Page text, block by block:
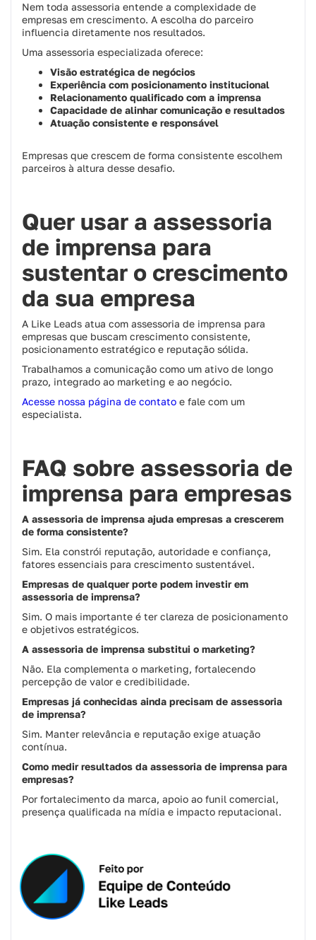
Nem toda assessoria entende a complexidade de
empresas em crescimento. A escolha do parceiro
influencia diretamente nos resultados.
Uma assessoria especializada oferece:
Visão estratégica de negócios
Experiência com posicionamento institucional
Relacionamento qualificado com a imprensa
Capacidade de alinhar comunicação e resultados
Atuação consistente e responsável
Empresas que crescem de forma consistente escolhem
parceiros à altura desse desafio.
Quer usar a assessoria
de imprensa para
sustentar o crescimento
da sua empresa
A Like Leads atua com assessoria de imprensa para
empresas que buscam crescimento consistente,
posicionamento estratégico e reputação sólida.
Trabalhamos a comunicação como um ativo de longo
prazo, integrado ao marketing e ao negócio.
Acesse nossa página de contato e fale com um
especialista.
FAQ sobre assessoria de
imprensa para empresas
A assessoria de imprensa ajuda empresas a crescerem
de forma consistente?
Sim. Ela constrói reputação, autoridade e confiança,
fatores essenciais para crescimento sustentável.
Empresas de qualquer porte podem investir em
assessoria de imprensa?
Sim. O mais importante é ter clareza de posicionamento
e objetivos estratégicos.
A assessoria de imprensa substitui o marketing?
Não. Ela complementa o marketing, fortalecendo
percepção de valor e credibilidade.
Empresas já conhecidas ainda precisam de assessoria
de imprensa?
Sim. Manter relevância e reputação exige atuação
contínua.
Como medir resultados da assessoria de imprensa para
empresas?
Por fortalecimento da marca, apoio ao funil comercial,
presença qualificada na mídia e impacto reputacional.